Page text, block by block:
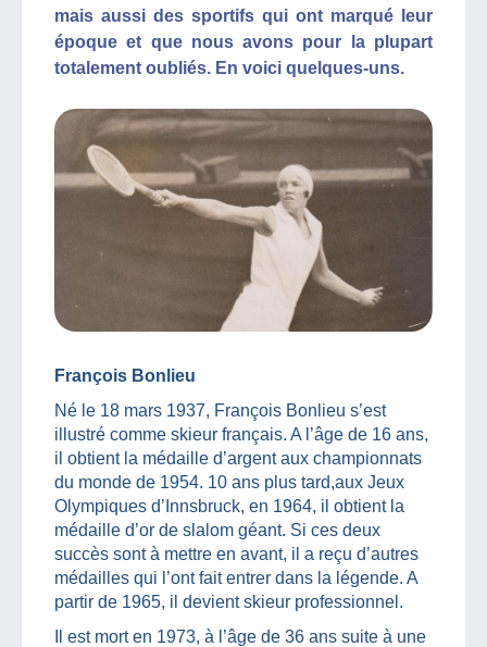
mais aussi des sportifs qui ont marqué leur
époque et que nous avons pour la plupart
totalement oubliés. En voici quelques-uns.
François Bonlieu
Né le 18 mars 1937, François Bonlieu s’est
illustré comme skieur français. A l’âge de 16 ans,
il obtient la médaille d’argent aux championnats
du monde de 1954. 10 ans plus tard,aux Jeux
Olympiques d’Innsbruck, en 1964, il obtient la
médaille d’or de slalom géant. Si ces deux
succès sont à mettre en avant, il a reçu d’autres
médailles qui l’ont fait entrer dans la légende. A
partir de 1965, il devient skieur professionnel.
Il est mort en 1973, à l’âge de 36 ans suite à une